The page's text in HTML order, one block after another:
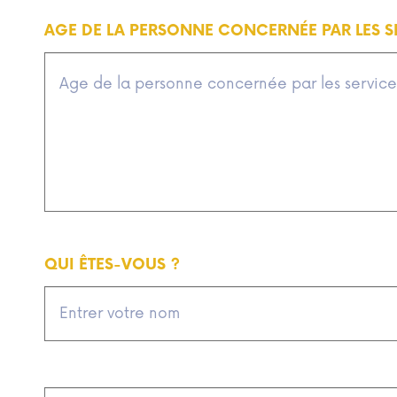
AGE DE LA PERSONNE CONCERNÉE PAR LES
QUI ÊTES-VOUS ?